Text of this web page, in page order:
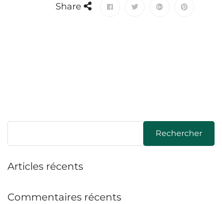
Share
Rechercher
Articles récents
Commentaires récents